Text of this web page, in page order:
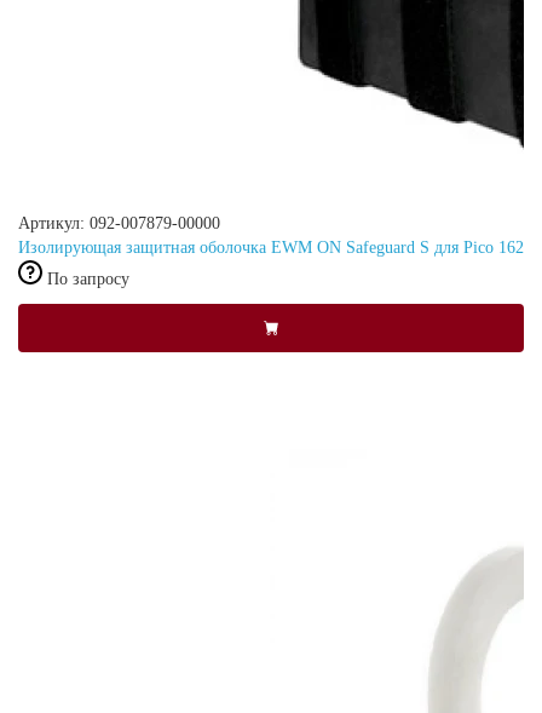
Артикул: 092-007879-00000
Изолирующая защитная оболочка EWM ON Safeguard S для Pico 162
По запросу